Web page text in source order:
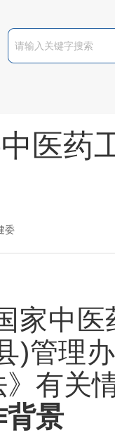
中医
委
医药
)管理
有关
景